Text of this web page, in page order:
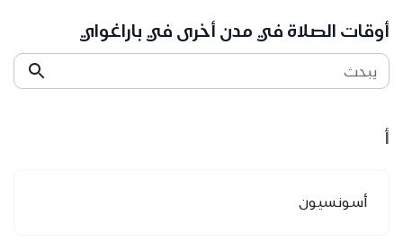
أوقات الصلاة في مدن أخرى في باراغواي
يبحث
أ
أسونسيون